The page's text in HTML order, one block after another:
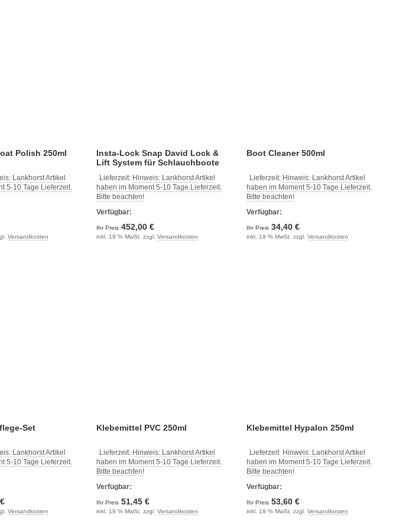
Polish 250ml
Lankhorst Artikel
5-10 Tage Lieferzeit.
Versandkosten
Insta-Lock Snap David Lock &
Lift System für Schlauchboote
Lieferzeit: Hinweis: Lankhorst Artikel
haben im Moment 5-10 Tage Lieferzeit.
Bitte beachten!
Verfügbar:
Ihr Preis 452,00 €
inkl. 19 % MwSt. zzgl. Versandkosten
Boot Cleaner 500ml
Lieferzeit: Hinweis: Lankhorst Artikel
haben im Moment 5-10 Tage Lieferzeit.
Bitte beachten!
Verfügbar:
Ihr Preis 34,40 €
inkl. 19 % MwSt. zzgl. Versandkosten
Set
Lankhorst Artikel
5-10 Tage Lieferzeit.
Versandkosten
Klebemittel PVC 250ml
Lieferzeit: Hinweis: Lankhorst Artikel
haben im Moment 5-10 Tage Lieferzeit.
Bitte beachten!
Verfügbar:
Ihr Preis 51,45 €
inkl. 19 % MwSt. zzgl. Versandkosten
Klebemittel Hypalon 250ml
Lieferzeit: Hinweis: Lankhorst Artikel
haben im Moment 5-10 Tage Lieferzeit.
Bitte beachten!
Verfügbar:
Ihr Preis 53,60 €
inkl. 19 % MwSt. zzgl. Versandkosten